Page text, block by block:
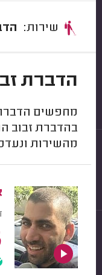
הדברת
מחפשים
בהדברת זבוב
מהשירות